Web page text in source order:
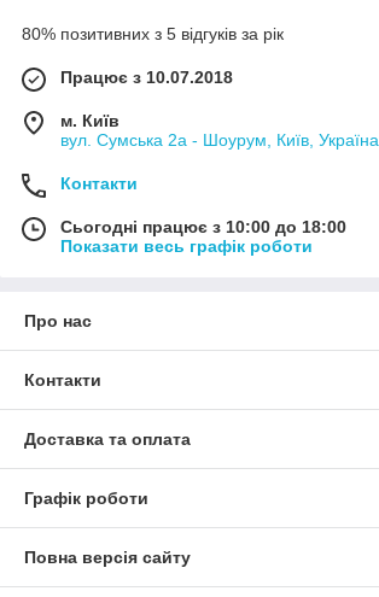
80% позитивних з 5 відгуків за рік
Працює з 10.07.2018
м. Київ
вул. Сумська 2а - Шоурум, Київ, Україна
Контакти
Сьогодні працює з 10:00 до 18:00
Показати весь графік роботи
Про нас
Контакти
Доставка та оплата
Графік роботи
Повна версія сайту